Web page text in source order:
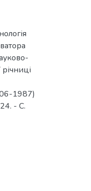
1987)
- С.